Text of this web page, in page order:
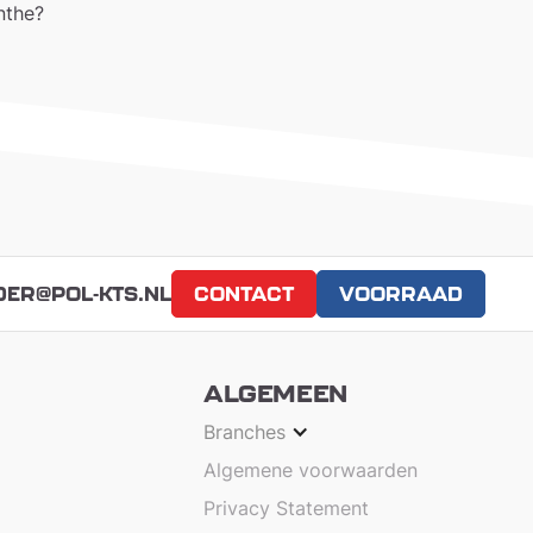
KTS.NL CONTACT VOORRAAD
ALGEMEEN
Branches
Algemene voorwaarden
Privacy Statement